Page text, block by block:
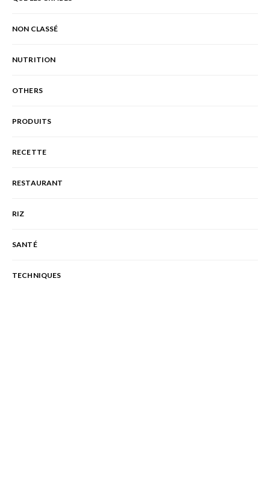
NON CLASSÉ
NUTRITION
OTHERS
PRODUITS
RECETTE
RESTAURANT
RIZ
SANTÉ
TECHNIQUES